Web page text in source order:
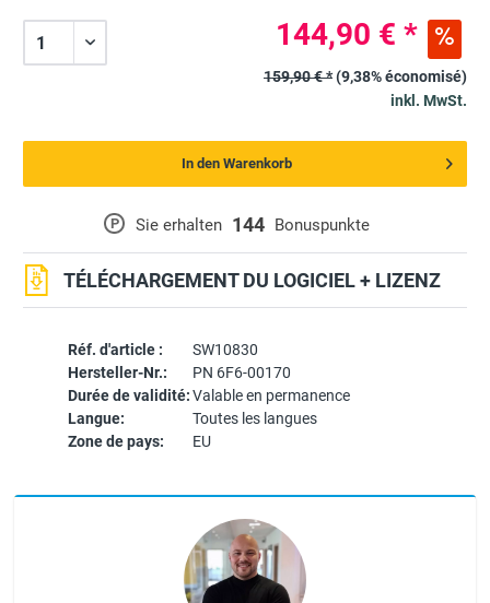
Réf. d'article :
SW10830
Hersteller-Nr.:
PN 6F6-00170
Durée de validité:Valable en permanence
Langue:
Toutes les langues
Zone de pays:
EU
P Sie erhalten 144 Bonuspunkte
TÉLÉCHARGEMENT DU LOGICIEL + LIZENZ
144,90 € *
159,90 € *(9,38% économisé)
inkl. MwSt.
In den Warenkorb